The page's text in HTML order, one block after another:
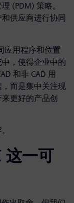
(PDM) 策略。
供应商进行协同
应用程序和位置
，使得企业中的
和非 CAD 用
而是集中关注现
更好的产品创
一可